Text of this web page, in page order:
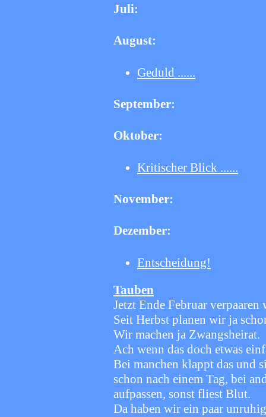
Juli:
August:
Geduld ......
September:
Oktober:
Kritischer Blick ......
November:
Dezember:
Entscheidung!
Tauben
Jetzt Ende Februar verpaaren
Seit Herbst planen wir ja
Wir machen ja Zwangsheirat.
Ach wenn das doch etwas
Bei manchen klappt das und
schon nach einem Tag, bei
aufpassen, sonst fliest Blut.
Da haben wir ein paar